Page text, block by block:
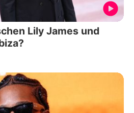
Lily James und